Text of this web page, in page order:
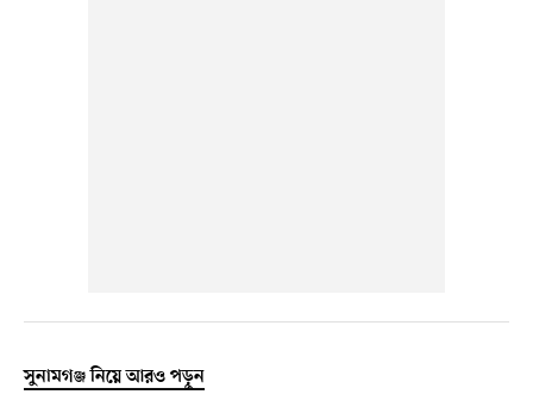
সুনামগঞ্জ নিয়ে আরও পড়ুন